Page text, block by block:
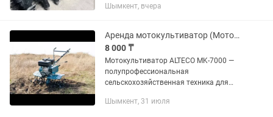
Шымкент, вчера
Аренда мотокультиватор (Мотоблок)
8 000 ₸
Мотокультиватор ALTECO MK-7000 —
полупрофессиональная
сельскохозяйственная техника для
фермерских участках. Подходит для
Шымкент, 31 июля